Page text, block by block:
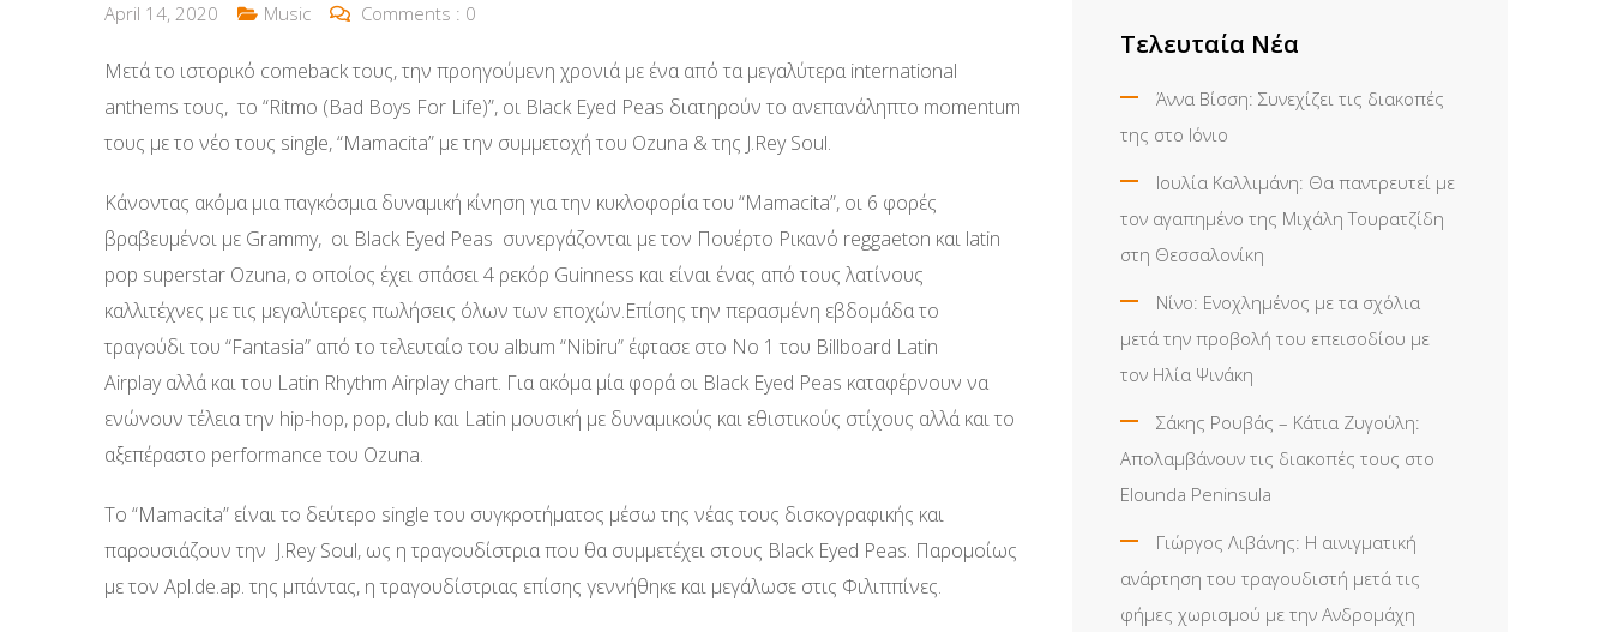
April 14, 2020 Music Comments : 0
Μετά το ιστορικό comeback τους, την προηγούμενη χρονιά με ένα από τα μεγαλύτερα international
anthems τους, το “Ritmo (Bad Boys For Life)”, οι Black Eyed Peas διατηρούν το ανεπανάληπτο momentum
τους με το νέο τους single, “Mamacita” με την συμμετοχή του Ozuna & της J.Rey Soul.
Κάνοντας ακόμα μια παγκόσμια δυναμική κίνηση για την κυκλοφορία του “Mamacita”, οι 6 φορές
βραβευμένοι με Grammy, οι Black Eyed Peas συνεργάζονται με τον Πουέρτο Ρικανό reggaeton και latin
pop superstar Ozuna, ο οποίος έχει σπάσει 4 ρεκόρ Guinness και είναι ένας από τους λατίνους
καλλιτέχνες με τις μεγαλύτερες πωλήσεις όλων των εποχών.Επίσης την περασμένη εβδομάδα το
τραγούδι του “Fantasia” από το τελευταίο του album “Nibiru” έφτασε στο Νο 1 του Billboard Latin
Airplay αλλά και του Latin Rhythm Airplay chart. Για ακόμα μία φορά οι Black Eyed Peas καταφέρνουν να
ενώνουν τέλεια την hip-hop, pop, club και Latin μουσική με δυναμικούς και εθιστικούς στίχους αλλά και το
αξεπέραστο performance του Ozuna.
To “Mamacita” είναι το δεύτερο single του συγκροτήματος μέσω της νέας τους δισκογραφικής και
παρουσιάζουν την J.Rey Soul, ως η τραγουδίστρια που θα συμμετέχει στους Black Eyed Peas. Παρομοίως
με τον Apl.de.ap. της μπάντας, η τραγουδίστριας επίσης γεννήθηκε και μεγάλωσε στις Φιλιππίνες.
Τελευταία Νέα
Άννα Βίσση: Συνεχίζει τις διακοπές
της στο Ιόνιο
Ιουλία Καλλιμάνη: Θα παντρευτεί με
τον αγαπημένο της Μιχάλη Τουρατζίδη
στη Θεσσαλονίκη
Νίνο: Ενοχλημένος με τα σχόλια
μετά την προβολή του επεισοδίου με
τον Ηλία Ψινάκη
Σάκης Ρουβάς – Κάτια Ζυγούλη:
Απολαμβάνουν τις διακοπές τους στο
Elounda Peninsula
Γιώργος Λιβάνης: Η αινιγματική
ανάρτηση του τραγουδιστή μετά τις
φήμες χωρισμού με την Ανδρομάχη